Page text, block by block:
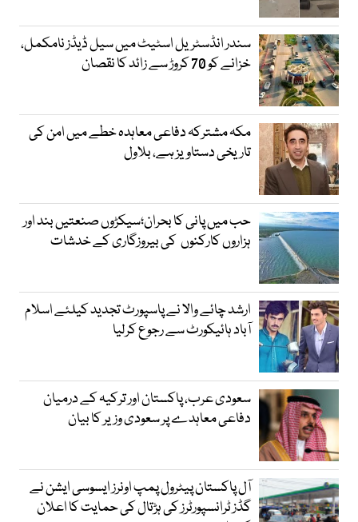
سندر انڈسٹریل اسٹیٹ میں سیل ڈیڈز نامکمل،
خزانے کو 70 کروڑ سے زائد کا نقصان
مکہ مشترکہ دفاعی معاہدہ خطے میں امن کی
تاریخی دستاویز ہے، بلاول
حب میں پانی کا بحران؛سیکڑوں صنعتیں بند اور
ہزاروں کارکنوں کی بیروزگاری کے خدشات
ارشد چائے والا نے پاسپورٹ تجدید کیلئے اسلام
آباد ہائیکورٹ سے رجوع کرلیا
سعودی عرب، پاکستان اور ترکیہ کے درمیان
دفاعی معاہدے پر سعودی وزیر کا بیان
آل پاکستان پیٹرول پمپ اونرز ایسوسی ایشن نے
گڈز ٹرانسپورٹرز کی ہڑتال کی حمایت کا اعلان